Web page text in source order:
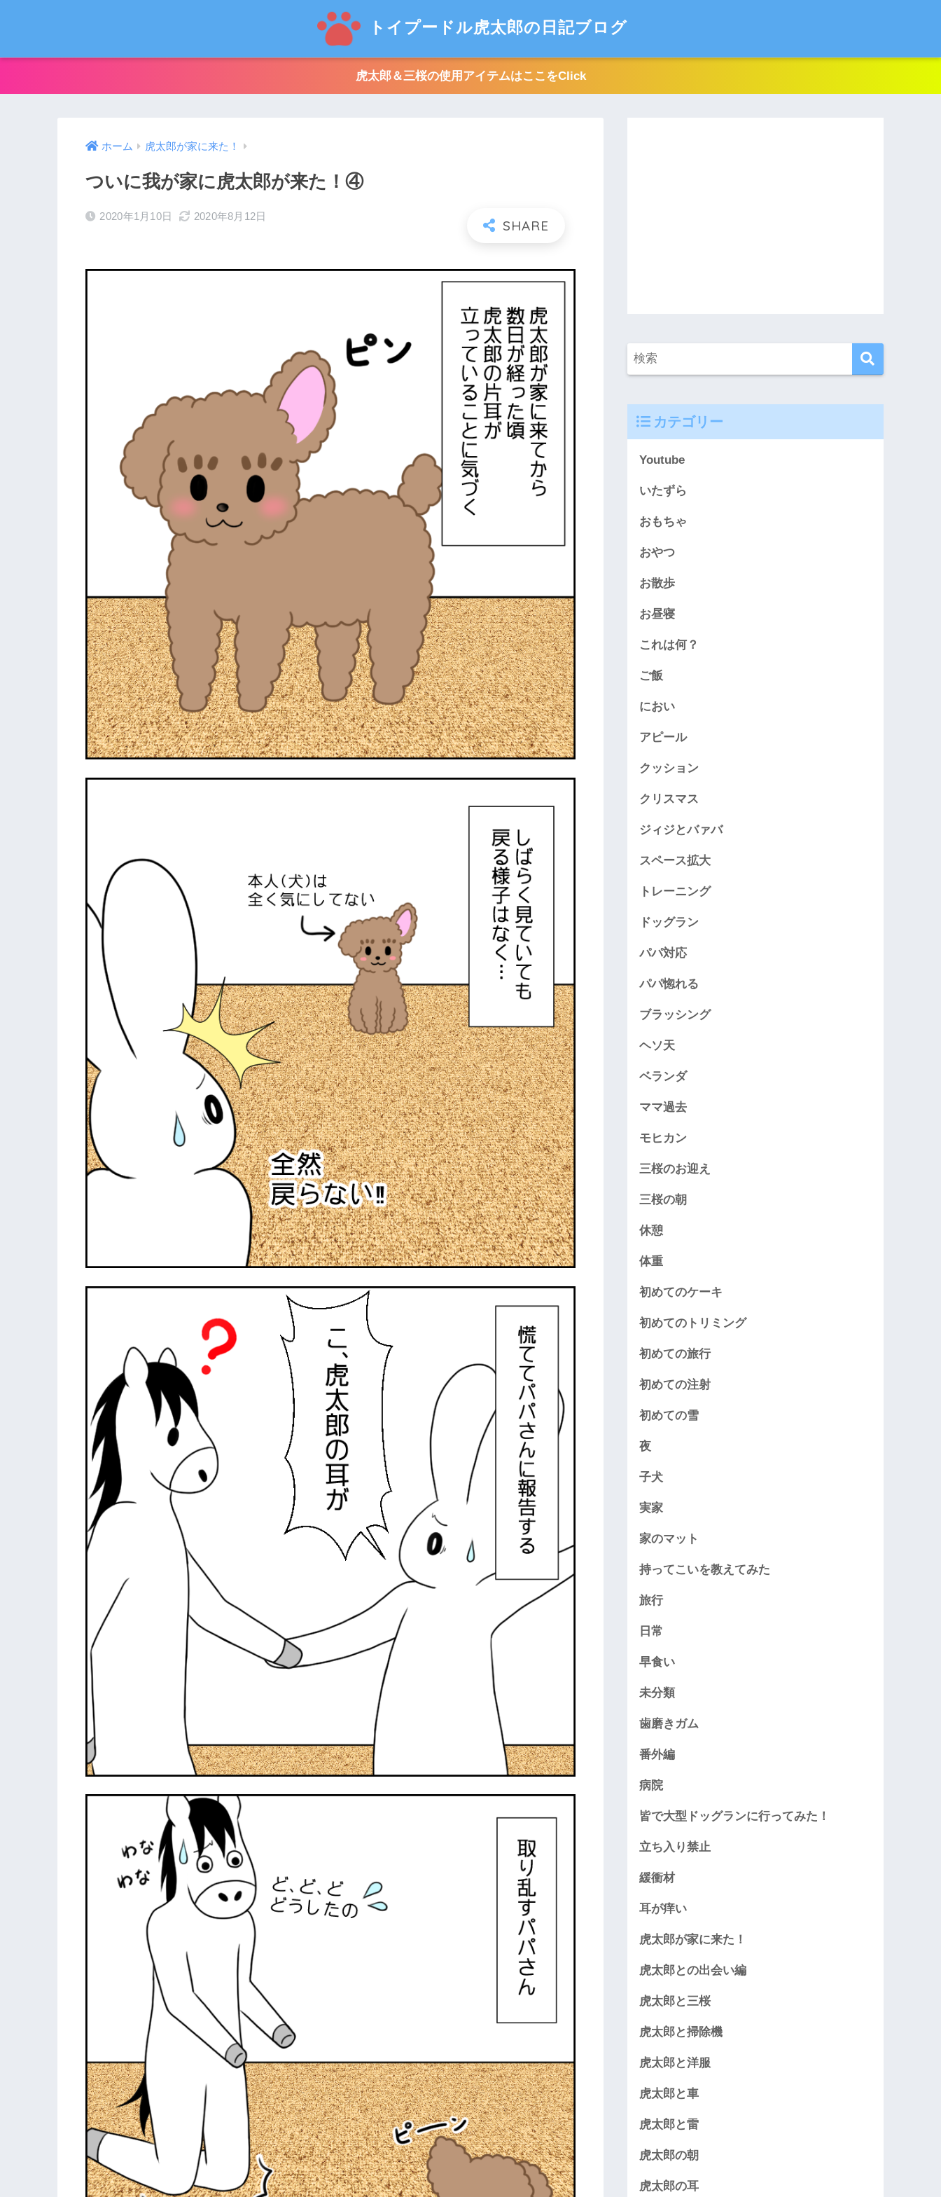
トイプードル虎太郎の日記ブログ
虎太郎＆三桜の使用アイテムはここをClick
ホーム 虎太郎が家に来た！
ついに我が家に虎太郎が来た！④
2020年1月10日 2020年8月12日
カテゴリー
Youtube
いたずら
おもちゃ
おやつ
お散歩
お昼寝
これは何？
ご飯
におい
アピール
クッション
クリスマス
ジィジとバァバ
スペース拡大
トレーニング
ドッグラン
パパ対応
パパ惚れる
ブラッシング
ヘソ天
ベランダ
ママ過去
モヒカン
三桜のお迎え
三桜の朝
休憩
体重
初めてのケーキ
初めてのトリミング
初めての旅行
初めての注射
初めての雪
夜
子犬
実家
家のマット
持ってこいを教えてみた
旅行
日常
早食い
未分類
歯磨きガム
番外編
病院
皆で大型ドッグランに行ってみた！
立ち入り禁止
緩衝材
耳が痒い
虎太郎が家に来た！
虎太郎との出会い編
虎太郎と三桜
虎太郎と掃除機
虎太郎と洋服
虎太郎と車
虎太郎と雷
虎太郎の朝
虎太郎の耳